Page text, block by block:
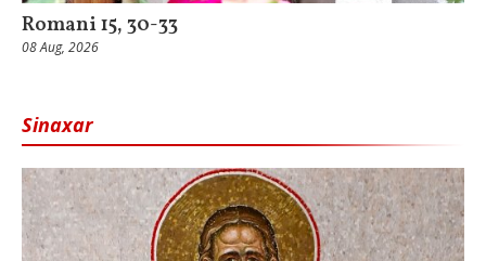
Romani 15, 30-33
08 Aug, 2026
Sinaxar